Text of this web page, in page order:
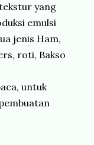
yang
emulsi
jenis Ham,
roti, Bakso
untuk